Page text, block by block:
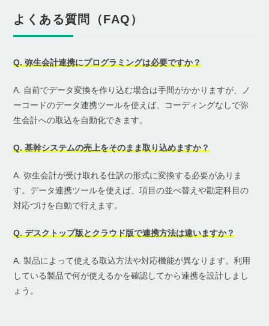
よくある質問（FAQ）
Q. 弥生会計連携にプログラミングは必要ですか？
A. 自前でデータ変換を作り込む場合は手間がかかりますが、ノ
ーコードのデータ連携ツールを使えば、コーディングなしで弥
生会計への取込を自動化できます。
Q. 基幹システムの売上をそのまま取り込めますか？
A. 弥生会計が受け取れる仕訳の形式に変換する必要がありま
す。データ連携ツールを使えば、項目の並べ替えや勘定科目の
対応づけを自動で行えます。
Q. デスクトップ版とクラウド版で連携方法は違いますか？
A. 製品によって使える取込方法や対応機能が異なります。利用
している製品で何が使えるかを確認してから連携を設計しまし
ょう。